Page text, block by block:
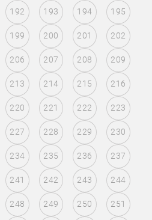
192 193 194 195
199 200 201 202
206 207 208 209
213 214 215 216
220 221 222 223
227 228 229 230
234 235 236 237
241 242 243 244
248 249 250 251